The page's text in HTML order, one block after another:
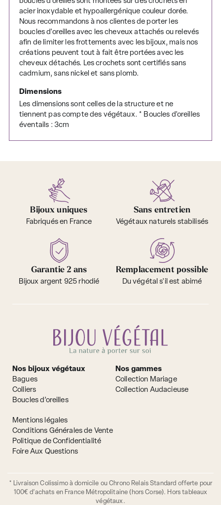
acier inoxydable et hypoallergénique couleur dorée.
Nous recommandons à nos clientes de porter les
boucles d'oreilles avec les cheveux attachés ou relevés
afin de limiter les frottements avec les bijoux, mais nos
créations peuvent tout à fait être portées avec les
cheveux détachés. Les crochets sont certifiés sans
cadmium, sans nickel et sans plomb.
Dimensions
Les dimensions sont celles de la structure et ne
tiennent pas compte des végétaux. * Boucles d'oreilles
éventails : 3cm
Bijoux uniques
Fabriqués en France
Sans entretien
Végétaux naturels stabilisés
Garantie 2 ans
Bijoux argent 925 rhodié
Remplacement possible
Du végétal s'il est abimé
Nos bijoux végétaux
Bagues
Colliers
Boucles d’oreilles
Nos gammes
Collection Mariage
Collection Audacieuse
Mentions légales
Conditions Générales de Vente
Politique de Confidentialité
Foire Aux Questions
* Livraison Colissimo à domicile ou Chrono Relais Standard offerte pour
100€ d’achats en France Métropolitaine (hors Corse). Hors tableaux
végétaux.